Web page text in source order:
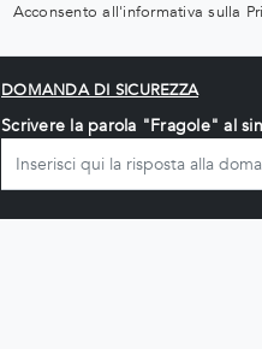
Acconsento all'informativa sulla
DOMANDA DI SICUREZZA
Scrivere la parola "Fragole" al